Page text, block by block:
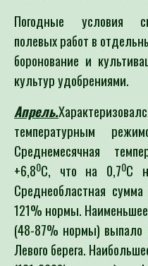
Погодные условия
полевых работ в
боронование и
культур удобрениями.
Апрель.
температурным
Среднемесячная
+6,80С, что на 0,70С
Среднеобластная
121% нормы.
(48-87% нормы) выпало
Левого берега.